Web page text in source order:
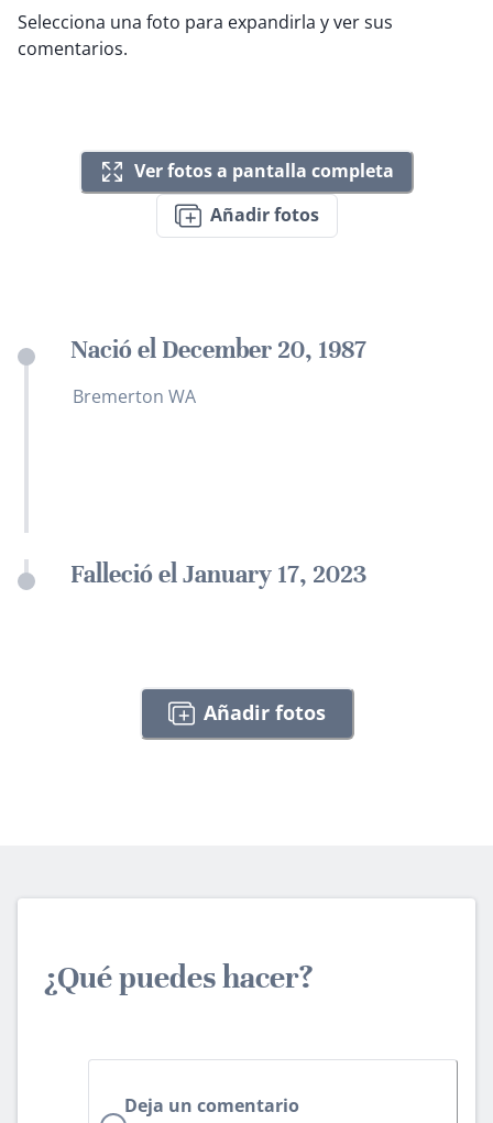
Selecciona una foto para expandirla y ver sus
comentarios.
Ver fotos a pantalla completa
Añadir fotos
Nació el December 20, 1987
Bremerton WA
Falleció el January 17, 2023
Añadir fotos
¿Qué puedes hacer?
Deja un comentario